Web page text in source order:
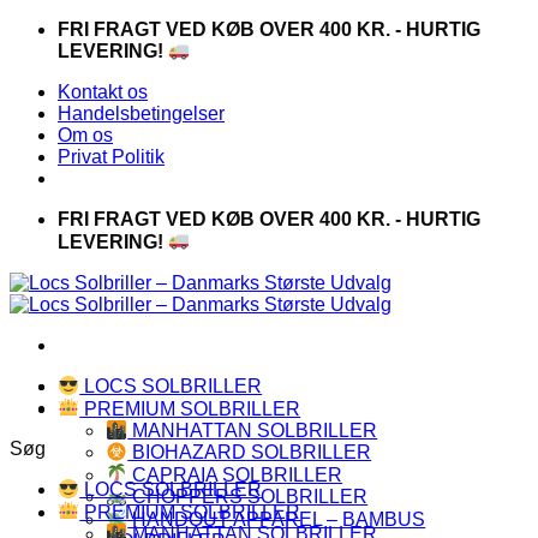
FortsætFRI FRAGT VED KØB OVER 400 KR. - HURTIG
LEVERING!
Kontakt os
Handelsbetingelser
Om os
Privat Politik
FRI FRAGT VED KØB OVER 400 KR. - HURTIG
LEVERING!
LOCS SOLBRILLER
PREMIUM SOLBRILLER
MANHATTAN SOLBRILLER
BIOHAZARD SOLBRILLER
CAPRAIA SOLBRILLER
CHOPPERS SOLBRILLER
HANDOUT APPAREL – BAMBUS
Søg
LOCS SOLBRILLER
PREMIUM SOLBRILLER
MANHATTAN SOLBRILLER